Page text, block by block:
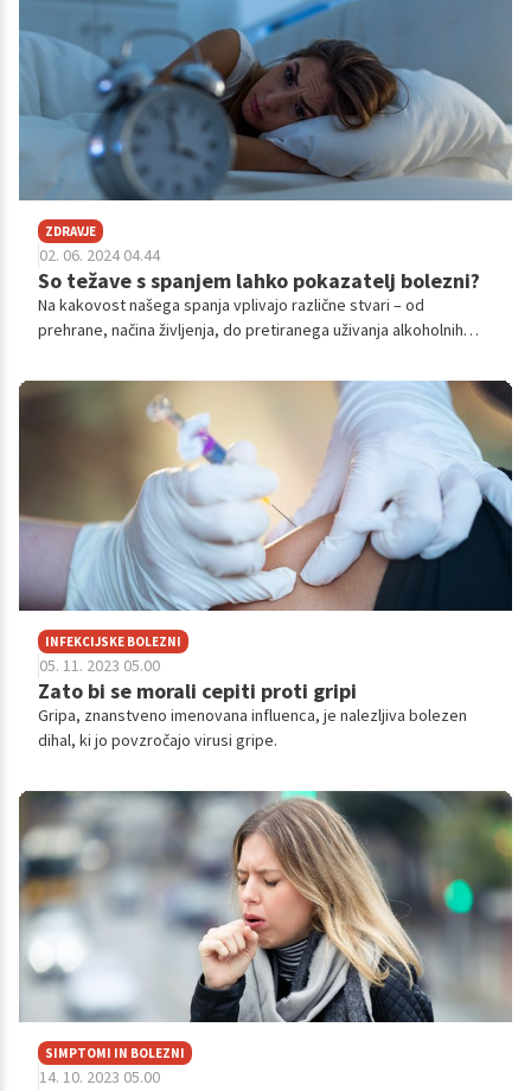
ZDRAVJE
02. 06. 2024 04.44
So težave s spanjem lahko pokazatelj bolezni?
Na kakovost našega spanja vplivajo različne stvari – od
prehrane, načina življenja, do pretiranega uživanja alkoholnih
težave z njim povzročajo različne bolezni. Poglejmo si
najpogostejše zdravstvene težave, ki motijo kakovost spanca.
INFEKCIJSKE BOLEZNI
05. 11. 2023 05.00
Zato bi se morali cepiti proti gripi
Gripa, znanstveno imenovana influenca, je nalezljiva bolezen
dihal, ki jo povzročajo virusi gripe.
SIMPTOMI IN BOLEZNI
14. 10. 2023 05.00